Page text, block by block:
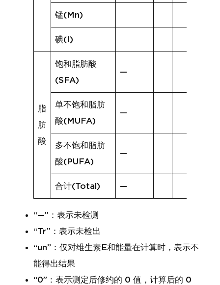
锰(Mn)
碘(I)
脂
肪
酸
饱和脂肪酸
(SFA)
—
单不饱和脂肪
酸(MUFA)
—
多不饱和脂肪
酸(PUFA)
—
合计(Total) —
“—”：表示未检测
“Tr”：表示未检出
“un”：仅对维生素E和能量在计算时，表示不
能得出结果
“0”：表示测定后修约的 0 值，计算后的 0